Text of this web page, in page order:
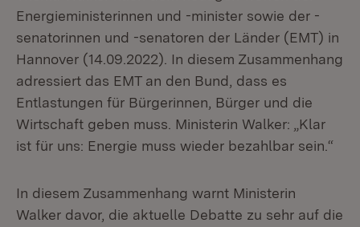
Energieministerinnen und -minister sowie der -
senatorinnen und -senatoren der Länder (EMT) in
Hannover (14.09.2022). In diesem Zusammenhang
adressiert das EMT an den Bund, dass es
Entlastungen für Bürgerinnen, Bürger und die
Wirtschaft geben muss. Ministerin Walker: „Klar
ist für uns: Energie muss wieder bezahlbar sein.“
In diesem Zusammenhang warnt Ministerin
Walker davor, die aktuelle Debatte zu sehr auf die